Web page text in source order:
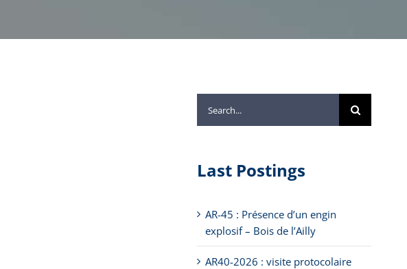
for:
Last Postings
AR-45 : Présence d’un engin
explosif – Bois de l’Ailly
AR40-2026 : visite protocolaire